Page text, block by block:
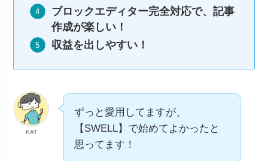
ブロックエディター完全対応で、記事
作成が楽しい！
収益を出しやすい！
KAT
ずっと愛用してますが、
【SWELL】で始めてよかったと
思ってます！